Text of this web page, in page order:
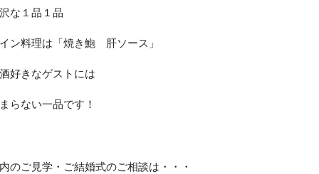
な１品１品
ン料理は「焼き鮑 肝ソース」
好きなゲストには
らない一品です！
のご見学・ご結婚式のご相談は・・・